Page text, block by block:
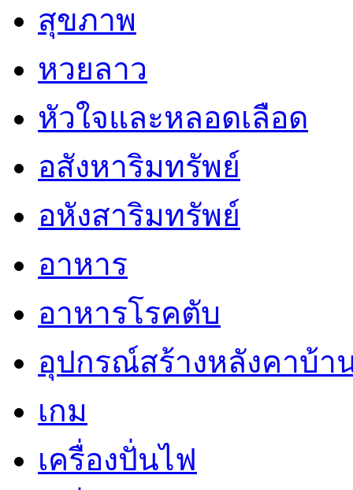
สุขภาพ
หวยลาว
หัวใจและหลอดเลือด
อสังหาริมทรัพย์
อหังสาริมทรัพย์
อาหาร
อาหารโรคตับ
อุปกรณ์สร้างหลังคาบ้า
เกม
เครื่องปั่นไฟ